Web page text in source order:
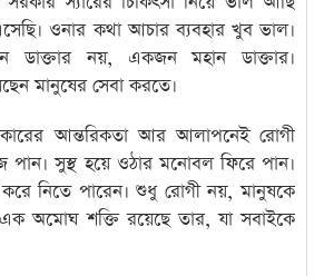
ওনার কথা আচার ব্যবহার খুব ভাল।
ডাক্তার নয়, একজন মহান ডাক্তার।
মানুষের সেবা করতে।
আন্তরিকতা আর আলাপনেই রোগী
পান। সুস্থ হয়ে ওঠার মনোবল ফিরে পান।
নিতে পারেন। শুধু রোগী নয়, মানুষকে
অমোঘ শক্তি রয়েছে তার, যা সবাইকে